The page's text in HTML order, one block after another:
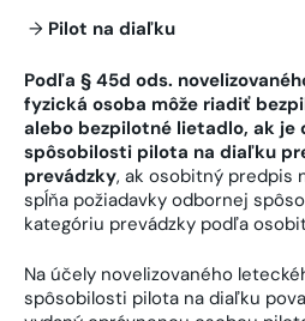
→ Pilot na diaľku
Podľa § 45d ods.
fyzická osoba môže riadiť
alebo bezpilotné lietadlo, ak je
spôsobilosti pilota na diaľku
prevádzky, ak osobitný predpis
spĺňa požiadavky odbornej
kategóriu prevádzky podľa
Na účely novelizovaného
spôsobilosti pilota na diaľku